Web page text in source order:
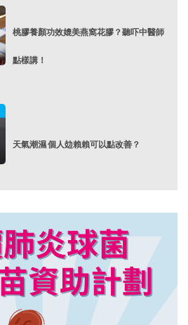
桃膠養顏功效媲美燕窩花膠？聽吓中醫師
點樣講！
天氣潮濕 個人攰賴賴可以點改善？